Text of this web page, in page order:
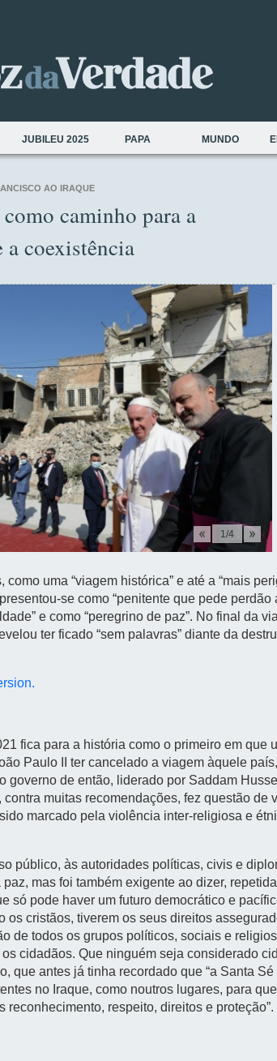
JUBILEU 2025 PAPA MUNDO
AO IRAQUE
caminho para a
a coexistência
1/4
como uma “viagem histórica” e até a “mais
se como “penitente que pede
e como “peregrino de paz”. No final da
ter ficado “sem palavras” diante da
fica para a história como o primeiro em que
Paulo II ter cancelado a viagem àquele
governo de então, liderado por Saddam
muitas recomendações, fez questão de
marcado pela violência inter-religiosa e
público, às autoridades políticas, civis e
mas foi também exigente ao dizer,
só pode haver um futuro democrático e
os cristãos, tiverem os seus direitos
de todos os grupos políticos, sociais e
cidadãos. Que ninguém seja considerado
que antes já tinha recordado que “a Santa
no Iraque, como noutros lugares, para
reconhecimento, respeito, direitos e proteção”.